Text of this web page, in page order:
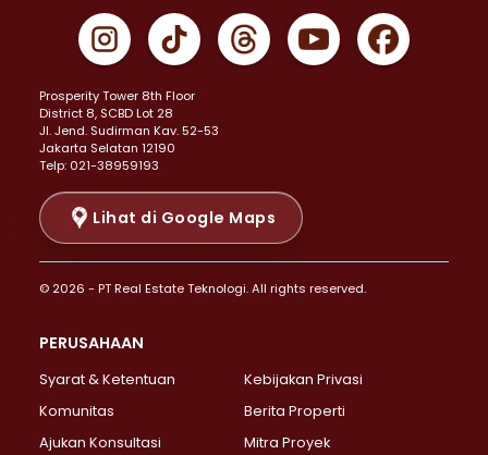
Properti Dijual di Gambir >
Properti Dijual di Johar Baru >
Properti Dijual di Menteng >
Properti Dijual di Senen >
Properti Dijual di Tanah Abang >
Properti Dijual di Cikini >
Properti Dijual di Kramat >
Properti Dijual di Pasar Baru >
Properti Dijual di Bendungan Hilir >
Properti Dijual di Jakarta Selatan >
Properti Dijual di Lebak Bulus >
Properti Dijual di Gandaria Selatan >
Properti Dijual di Pondok Labu >
Prosperity Tower 8th Floor
District 8, SCBD Lot 28
JI. Jend. Sudirman Kav. 52-53
Jakarta Selatan 12190
Telp: 021-38959193
Lihat di Google Maps
© 2026 - PT Real Estate Teknologi. All rights reserved.
PERUSAHAAN
Syarat & Ketentuan
Kebijakan Privasi
Komunitas
Berita Properti
Ajukan Konsultasi
Mitra Proyek